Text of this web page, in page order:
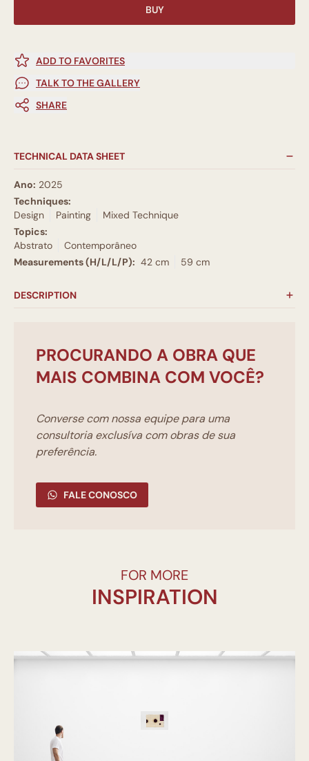
BUY
ADD TO FAVORITES
TALK TO THE GALLERY
SHARE
TECHNICAL DATA SHEET
Ano: 2025
Techniques:
Design
Painting
Mixed Technique
Topics:
Abstrato
Contemporâneo
Measurements (H/L/L/P): 42 cm 59 cm
DESCRIPTION
PROCURANDO A OBRA QUE
MAIS COMBINA COM VOCÊ?
Converse com nossa equipe para uma
consultoria exclusíva com obras de sua
preferência.
FALE CONOSCO
FOR MORE
INSPIRATION